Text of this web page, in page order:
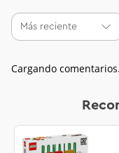
Más reciente
Cargando